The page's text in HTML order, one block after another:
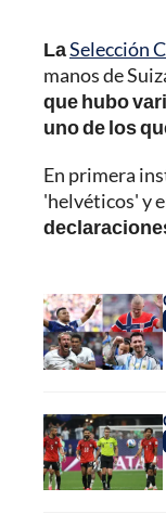
LaSelección
manos de
que hubo
uno de los
En primera
'helvéticos' y